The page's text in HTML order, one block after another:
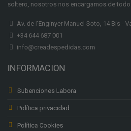
soltero, nosotros nos encargamos de
Av. de I'Enginyer Manuel Soto, 14 Bis -
+34 644 687 001
info@creadespedidas.com
INFORMACION
Subenciones Labora
Política privacidad
Política Cookies